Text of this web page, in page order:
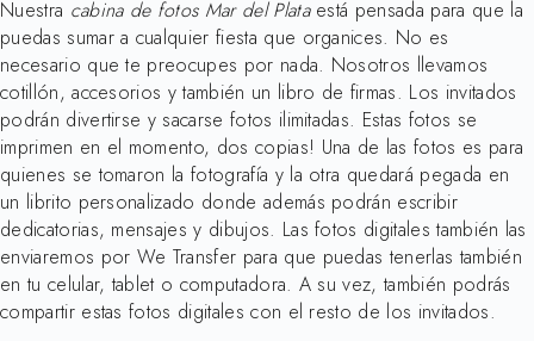
Nuestra cabina de fotos Mar del Plataestá pensada para que la
puedas sumar a cualquier fiesta que organices. No es
necesario que te preocupes por nada. Nosotros llevamos
cotillón, accesorios y también un libro de firmas. Los invitados
podrán divertirse y sacarse fotos ilimitadas. Estas fotos se
imprimen en el momento, dos copias! Una de las fotos es para
quienes se tomaron la fotografía y la otra quedará pegada en
un librito personalizado donde además podrán escribir
dedicatorias, mensajes y dibujos. Las fotos digitales también las
enviaremos por We Transfer para que puedas tenerlas también
en tu celular, tablet o computadora. A su vez, también podrás
compartir estas fotos digitales con el resto de los invitados.